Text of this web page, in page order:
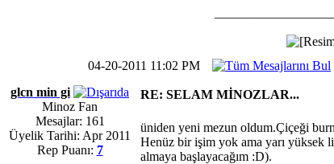
04-20-2011 11:02 PM
glcn min gi
Minoz Fan
Mesajlar: 161
Üyelik Tarihi: Apr 2011
Rep Puanı: 7
RE: SELAM MİNOZLAR...
üniden yeni mezun oldum.Çiçeği
Henüz bir işim yok ama yarı yüksek
almaya başlayacağım :D).